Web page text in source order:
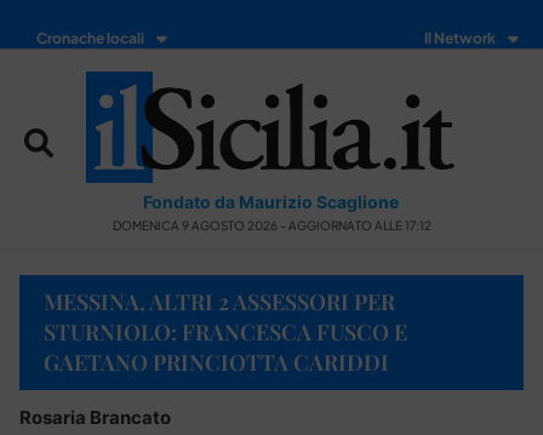
Cronache locali Il Network
Fondato da Maurizio Scaglione
DOMENICA 9 AGOSTO 2026 - AGGIORNATO ALLE 17:12
MESSINA, ALTRI 2 ASSESSORI PER
STURNIOLO: FRANCESCA FUSCO E
GAETANO PRINCIOTTA CARIDDI
Rosaria Brancato